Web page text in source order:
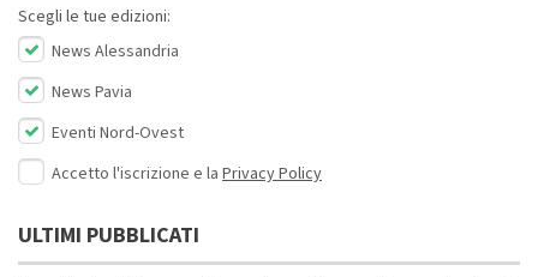
Scegli le tue edizioni:
News Alessandria
News Pavia
Eventi Nord-Ovest
Accetto l'iscrizione e la Privacy Policy
ULTIMI PUBBLICATI